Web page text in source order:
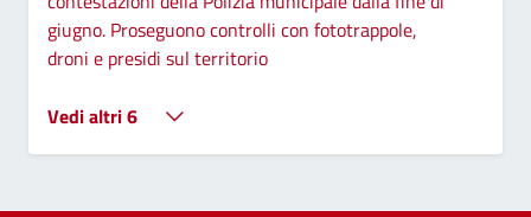
giugno. Proseguono controlli con fototrappole,
droni e presidi sul territorio
Vedi altri 6